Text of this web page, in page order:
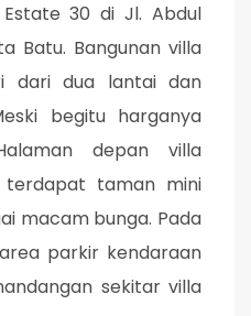
30 di Jl. Abdul
Batu. Bangunan villa
dari dua lantai dan
begitu harganya
depan villa
taman mini
macam bunga. Pada
parkir kendaraan
sekitar villa